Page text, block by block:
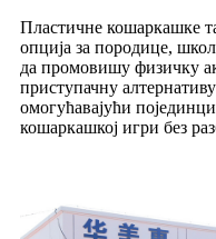
Пластичне кошаркашке
опција за породице,
да промовишу физичку
приступачну
омогућавајући
кошаркашкој игри без